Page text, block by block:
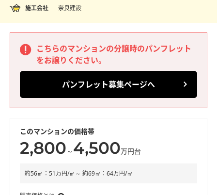
施工会社 奈良建設
こちらのマンションの分譲時のパンフレット
をお譲りください。
パンフレット募集ページへ
このマンションの価格帯
2,800 ～ 4,500万円台
約56㎡：51万円/㎡～ 約69㎡：64万円/㎡